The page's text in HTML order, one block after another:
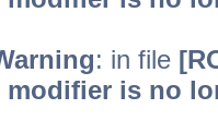
: in file
modifier is no